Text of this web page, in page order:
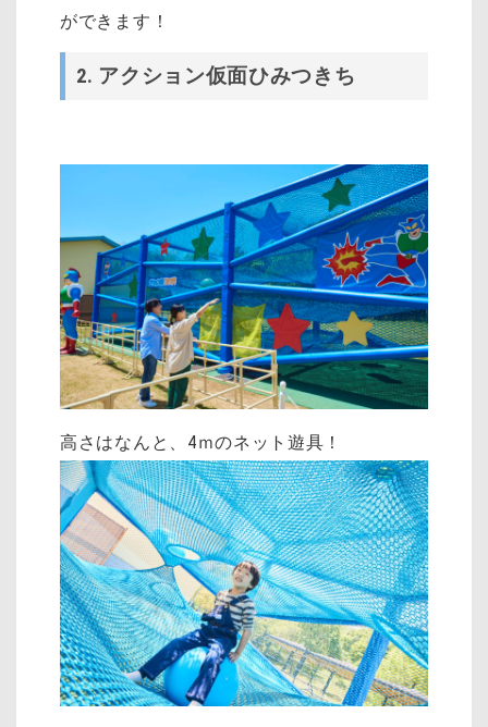
ができます！
2. アクション仮面ひみつきち
高さはなんと、4ｍのネット遊具！